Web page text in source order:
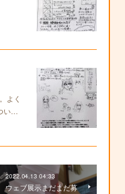
よく
い…
2022.04.13 04:33
ウェブ展示まだまだ募